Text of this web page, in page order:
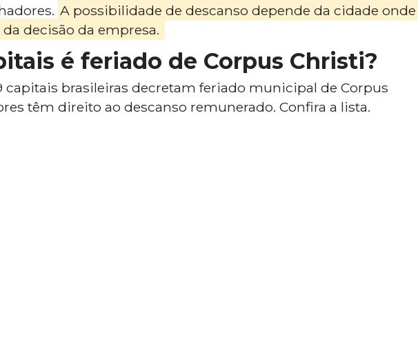
A possibilidade de descanso depende da cidade onde
decisão da empresa.
é feriado de Corpus Christi?
capitais brasileiras decretam feriado municipal de Corpus
têm direito ao descanso remunerado. Confira a lista.